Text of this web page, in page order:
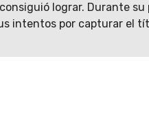
lograr. Durante
intentos por capturar el